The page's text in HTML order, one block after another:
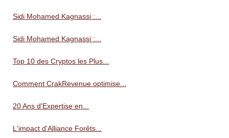
Sidi Mohamed Kagnassi :...
Sidi Mohamed Kagnassi :...
Top 10 des Cryptos les Plus...
Comment CrakRevenue optimise...
20 Ans d'Expertise en...
L'impact d'Alliance Forêts...